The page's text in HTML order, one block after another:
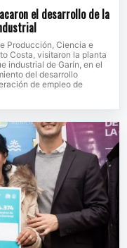
el desarrollo de la
Producción, Ciencia e
Costa, visitaron la planta
industrial de Garín, en el
del desarrollo
de empleo de